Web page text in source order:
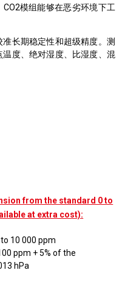
模组能够在恶劣环境下工
长期稳定性和超级精度。测
度、绝对湿度、比湿度、混
from the standard 0 to
at extra cost):
10 000 ppm
ppm + 5% of the
hPa